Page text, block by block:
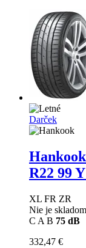
Darček
R22 99
XL FR ZR
Nie je skladom
C A B 75 dB
332,47 €